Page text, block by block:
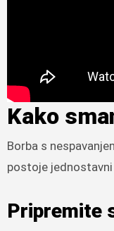
Kako
Borba s
postoje
Pripremite